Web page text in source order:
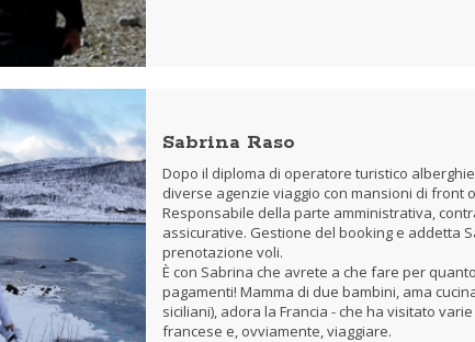
Sabrina Raso
Dopo il diploma di operatore turistico
diverse agenzie viaggio con mansioni di front
Responsabile della parte amministrativa,
assicurative. Gestione del booking e addetta
prenotazione voli.
È con Sabrina che avrete a che fare per
pagamenti! Mamma di due bambini, ama
siciliani), adora la Francia - che ha visitato
francese e, ovviamente, viaggiare.